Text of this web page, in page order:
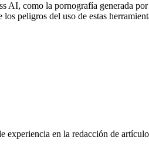
AI, como la pornografía generada
peligros del uso de estas
experiencia en la redacción de